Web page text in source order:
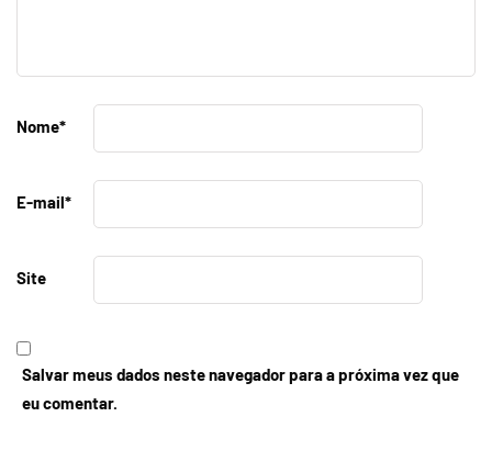
Nome*
E-mail*
Site
Salvar meus dados neste navegador para a próxima vez que
eu comentar.